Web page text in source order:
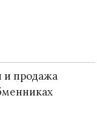
и продажа